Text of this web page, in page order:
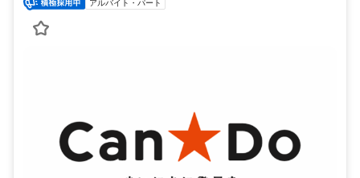
アルバイト・パート